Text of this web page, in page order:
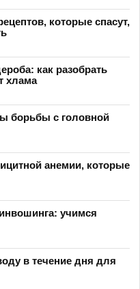
которые спасут,
как разобрать
хлама
борьбы с головной
анемии, которые
учимся
в течение дня для